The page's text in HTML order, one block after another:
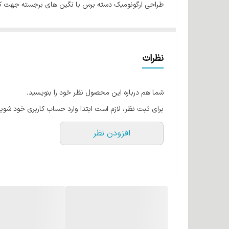
طراحی ارگونومیک دسته برس با نگین های برجسته جهت
نظرات
شما هم درباره این محصول نظر خود را بنویسید.
برای ثبت نظر، لازم است ابتدا وارد حساب کاربری خود
افزودن نظر